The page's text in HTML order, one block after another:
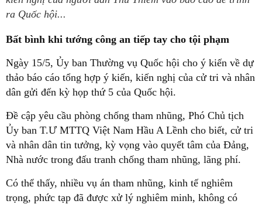
ra Quốc hội...
Bất bình khi tướng công an tiếp tay cho tội phạm
Ngày 15/5, Ủy ban Thường vụ Quốc hội cho ý kiến về dự
thảo báo cáo tổng hợp ý kiến, kiến nghị của cử tri và nhân
dân gửi đến kỳ họp thứ 5 của Quốc hội.
Đề cập yêu cầu phòng chống tham nhũng, Phó Chủ tịch
Ủy ban T.Ư MTTQ Việt Nam Hầu A Lềnh cho biết, cử tri
và nhân dân tin tưởng, kỳ vọng vào quyết tâm của Đảng,
Nhà nước trong đấu tranh chống tham nhũng, lãng phí.
Có thể thấy, nhiều vụ án tham nhũng, kinh tế nghiêm
trọng, phức tạp đã được xử lý nghiêm minh, không có